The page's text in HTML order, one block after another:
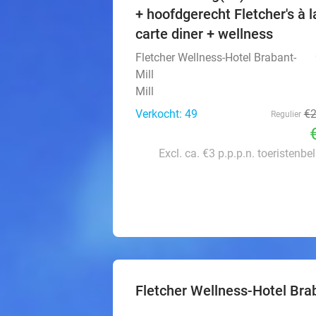
+ hoofdgerecht Fletcher's à
carte diner + wellness
Fletcher Wellness-Hotel Brabant-
Mill
Mill
Verkocht: 49
Regulier
Excl. ca. €3 p.p.p.n.
Fletcher Wellness-Hotel